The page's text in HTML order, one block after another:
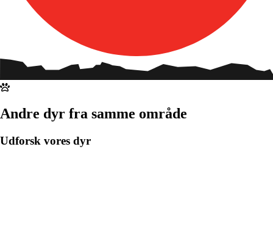
Andre dyr fra samme område
Udforsk vores dyr